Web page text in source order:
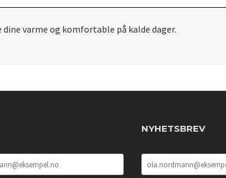
varme og komfortable på kalde dager.
NYHETSBREV